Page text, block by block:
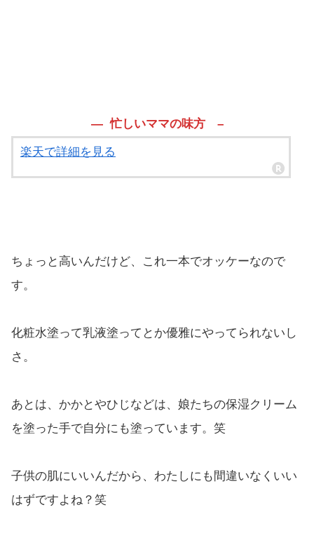
— 忙しいママの味方 –
楽天で詳細を見る
ちょっと高いんだけど、これ一本でオッケーなので
す。
化粧水塗って乳液塗ってとか優雅にやってられないし
さ。
あとは、かかとやひじなどは、娘たちの保湿クリーム
を塗った手で自分にも塗っています。笑
子供の肌にいいんだから、わたしにも間違いなくいい
はずですよね？笑